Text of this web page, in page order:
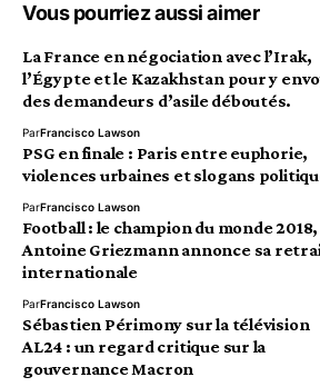
Vous pourriez aussi aimer
La France en négociation avec l’Irak,
l’Égypte et le Kazakhstan pour y
des demandeurs d’asile déboutés.
ParFrancisco Lawson
PSG en finale : Paris entre euphorie,
violences urbaines et slogans
ParFrancisco Lawson
Football : le champion du monde 2018,
Antoine Griezmann annonce sa
internationale
ParFrancisco Lawson
Sébastien Périmony sur la télévision
AL24 : un regard critique sur la
gouvernance Macron